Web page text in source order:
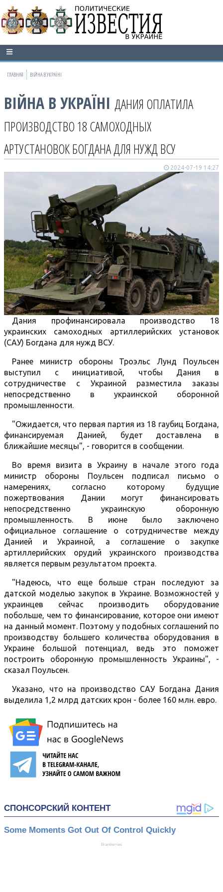
ГЛАВНАЯ ВІЙНА В УКРАЇНІ
ВІЙНА В УКРАЇНІ ДАНИЯ ОПЛАТИЛА
ПРОИЗВОДСТВО 18 САМОХОДНЫХ
АРТУСТАНОВОК БОГДАНА ДЛЯ НУЖД ВСУ
2024-07-19 14:27
Дания профинансировала производство 18
украинских самоходных артиллерийских установок
(САУ) Богдана для нужд ВСУ.
Ранее министр обороны Троэльс Лунд Поульсен
выступил с инициативой, чтобы Дания в
сотрудничестве с Украиной разместила заказы
непосредственно в украинской оборонной
промышленности.
"Ожидается, что первая партия из 18 гаубиц Богдана,
финансируемая Данией, будет доставлена ​​в
ближайшие месяцы", - говорится в сообщении.
Во время визита в Украину в начале этого года
министр обороны Поульсен подписал письмо о
намерениях, согласно которому будущие
пожертвования Дании могут финансировать
непосредственно украинскую оборонную
промышленность. В июне было заключено
официальное соглашение о сотрудничестве между
Данией и Украиной, а соглашение о закупке
артиллерийских орудий украинского производства
является первым результатом проекта.
"Надеюсь, что еще больше стран последуют за
датской моделью закупок в Украине. Возможностей у
украинцев сейчас производить оборудование
побольше, чем то финансирование, которое они имеют
на данный момент. Поэтому у подобных соглашений по
производству большего количества оборудования в
Украине большой потенциал, ведь это поможет
построить оборонную промышленность Украины", -
сказал Поульсен.
Указано, что на производство САУ Богдана Дания
выделила 1,2 млрд датских крон - более 160 млн. евро.